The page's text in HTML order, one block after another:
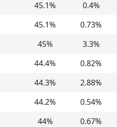
45.1% 0.4%
45.1% 0.73%
45% 3.3%
44.4% 0.82%
44.3% 2.88%
44.2% 0.54%
44% 0.67%